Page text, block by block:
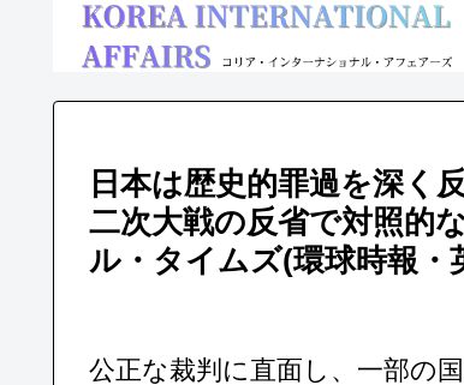
日本は歴史的罪過を深く
二次大戦の反省で対照的
ル・タイムズ(環球時報・
公正な裁判に直面し、一部の